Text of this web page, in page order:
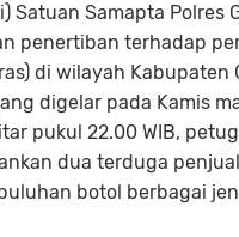
Satuan Samapta Polres
penertiban terhadap
di wilayah Kabupaten
digelar pada Kamis
pukul 22.00 WIB,
dua terduga
botol berbagai